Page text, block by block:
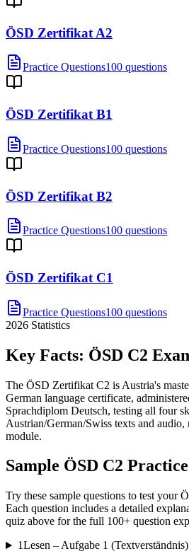
ÖSD Zertifikat A2
Practice Questions100 questions
ÖSD Zertifikat B1
Practice Questions100 questions
ÖSD Zertifikat B2
Practice Questions100 questions
ÖSD Zertifikat C1
Practice Questions100 questions
2026 Statistics
Key Facts: ÖSD C2
The ÖSD Zertifikat C2 is Austria's
German language certificate,
Sprachdiplom Deutsch, testing all four
Austrian/German/Swiss texts and
module.
Sample ÖSD C2
Try these sample questions to test your
Each question includes a detailed
quiz above for the full 100+ question
1Lesen – Aufgabe 1